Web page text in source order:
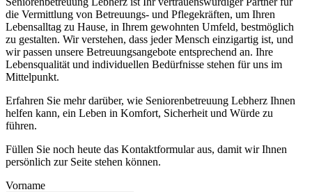
die Vermittlung von Betreuungs- und Pflegekräften, um Ihren
Lebensalltag zu Hause, in Ihrem gewohnten Umfeld, bestmöglich
zu gestalten. Wir verstehen, dass jeder Mensch einzigartig ist, und
wir passen unsere Betreuungsangebote entsprechend an. Ihre
Lebensqualität und individuellen Bedürfnisse stehen für uns im
Mittelpunkt.
Erfahren Sie mehr darüber, wie Seniorenbetreuung Lebherz Ihnen
helfen kann, ein Leben in Komfort, Sicherheit und Würde zu
führen.
Füllen Sie noch heute das Kontaktformular aus, damit wir Ihnen
persönlich zur Seite stehen können.
Vorname